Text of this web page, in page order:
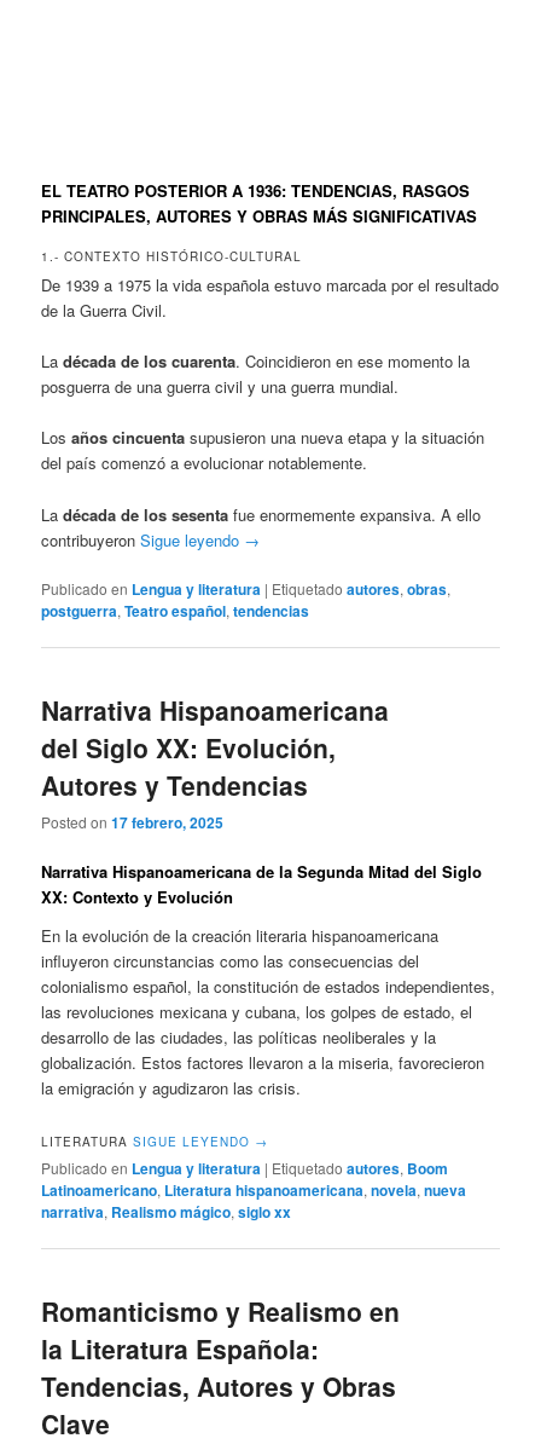
EL TEATRO POSTERIOR A 1936: TENDENCIAS, RASGOS
PRINCIPALES, AUTORES Y OBRAS MÁS SIGNIFICATIVAS
1.- CONTEXTO HISTÓRICO-CULTURAL
De 1939 a 1975 la vida española estuvo marcada por el resultado
de la Guerra Civil.
Ladécada de los cuarenta. Coincidieron en ese momento la
posguerra de una guerra civil y una guerra mundial.
Losaños cincuenta supusieron una nueva etapa y la situación
del país comenzó a evolucionar notablemente.
Ladécada de los sesenta fue enormemente expansiva. A ello
contribuyeronSigue leyendo →
Publicado en Lengua y literatura | Etiquetado autores,obras,
postguerra,Teatro español,tendencias
Narrativa Hispanoamericana
del Siglo XX: Evolución,
Autores y Tendencias
Posted on17 febrero, 2025
Narrativa Hispanoamericana de la Segunda Mitad del Siglo
XX: Contexto y Evolución
En la evolución de la creación literaria hispanoamericana
influyeron circunstancias como las consecuencias del
colonialismo español, la constitución de estados independientes,
las revoluciones mexicana y cubana, los golpes de estado, el
desarrollo de las ciudades, las políticas neoliberales y la
globalización. Estos factores llevaron a la miseria, favorecieron
la emigración y agudizaron las crisis.
LITERATURASIGUE LEYENDO →
Publicado en Lengua y literatura | Etiquetado autores, Boom
Latinoamericano, Literatura hispanoamericana,novela,nueva
narrativa, Realismo mágico,siglo xx
Romanticismo y Realismo en
la Literatura Española:
Tendencias, Autores y Obras
Clave